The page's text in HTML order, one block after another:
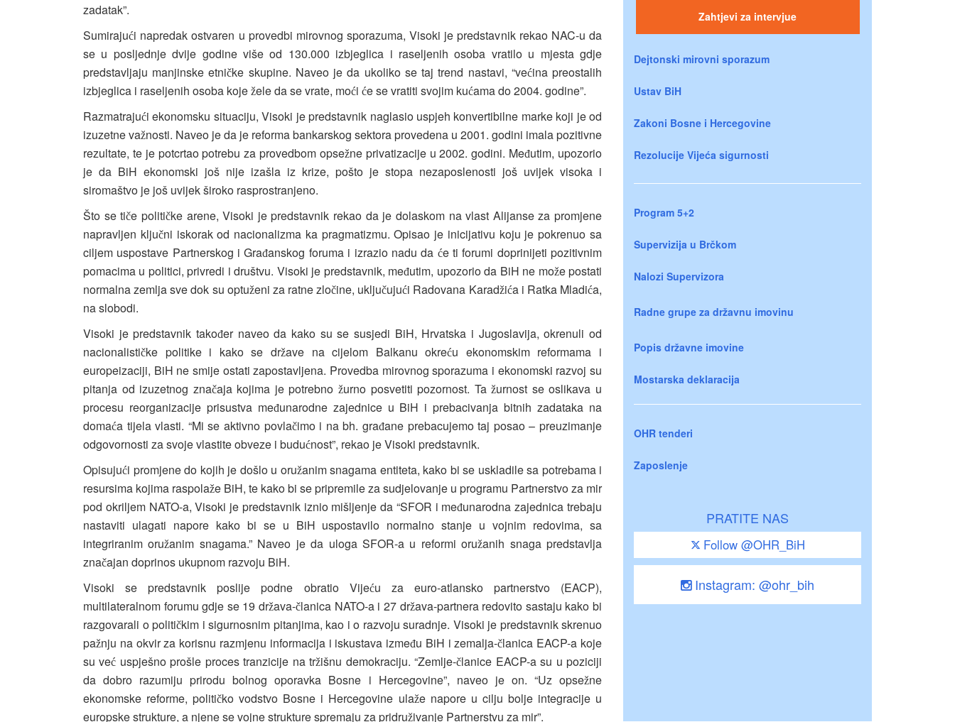
zadatak”.
Sumirajući napredak ostvaren u provedbi mirovnog sporazuma, Visoki je predstavnik rekao NAC-u da
se u posljednje dvije godine više od 130.000 izbjeglica i raseljenih osoba vratilo u mjesta gdje
predstavljaju manjinske etničke skupine. Naveo je da ukoliko se taj trend nastavi, “većina preostalih
izbjeglica i raseljenih osoba koje žele da se vrate, moći će se vratiti svojim kućama do 2004. godine”.
Razmatrajući ekonomsku situaciju, Visoki je predstavnik naglasio uspjeh konvertibilne marke koji je od
izuzetne važnosti. Naveo je da je reforma bankarskog sektora provedena u 2001. godini imala pozitivne
rezultate, te je potcrtao potrebu za provedbom opsežne privatizacije u 2002. godini. Međutim, upozorio
je da BiH ekonomski još nije izašla iz krize, pošto je stopa nezaposlenosti još uvijek visoka i
siromaštvo je još uvijek široko rasprostranjeno.
Što se tiče političke arene, Visoki je predstavnik rekao da je dolaskom na vlast Alijanse za promjene
napravljen ključni iskorak od nacionalizma ka pragmatizmu. Opisao je inicijativu koju je pokrenuo sa
ciljem uspostave Partnerskog i Građanskog foruma i izrazio nadu da će ti forumi doprinijeti pozitivnim
pomacima u politici, privredi i društvu. Visoki je predstavnik, međutim, upozorio da BiH ne može postati
normalna zemlja sve dok su optuženi za ratne zločine, uključujući Radovana Karadžića i Ratka Mladića,
na slobodi.
Visoki je predstavnik također naveo da kako su se susjedi BiH, Hrvatska i Jugoslavija, okrenuli od
nacionalističke politike i kako se države na cijelom Balkanu okreću ekonomskim reformama i
europeizaciji, BiH ne smije ostati zapostavljena. Provedba mirovnog sporazuma i ekonomski razvoj su
pitanja od izuzetnog značaja kojima je potrebnožurno posvetiti pozornost. Tažurnost se oslikava u
procesu reorganizacije prisustva međunarodne zajednice u BiH i prebacivanja bitnih zadataka na
domaća tijela vlasti. “Mi se aktivno povlačimo i na bh. građane prebacujemo taj posao – preuzimanje
odgovornosti za svoje vlastite obveze i budućnost”, rekao je Visoki predstavnik.
Opisujući promjene do kojih je došlo u oružanim snagama entiteta, kako bi se uskladile sa potrebama i
resursima kojima raspolaže BiH, te kako bi se pripremile za sudjelovanje u programu Partnerstvo za mir
pod okriljem NATO-a, Visoki je predstavnik iznio mišljenje da “SFOR i međunarodna zajednica trebaju
nastaviti ulagati napore kako bi se u BiH uspostavilo normalno stanje u vojnim redovima, sa
integriranim oružanim snagama.” Naveo je da uloga SFOR-a u reformi oružanih snaga predstavlja
značajan doprinos ukupnom razvoju BiH.
Visoki se predstavnik poslije podne obratio Vijeću za euro-atlansko partnerstvo (EACP),
multilateralnom forumu gdje se 19 država-članica NATO-a i 27 država-partnera redovito sastaju kako bi
razgovarali o političkim i sigurnosnim pitanjima, kao i o razvoju suradnje. Visoki je predstavnik skrenuo
pažnju na okvir za korisnu razmjenu informacija i iskustava između BiH i zemalja-članica EACP-a koje
su već uspješno prošle proces tranzicije na tržišnu demokraciju. “Zemlje-članice EACP-a su u poziciji
da dobro razumiju prirodu bolnog oporavka Bosne i Hercegovine”, naveo je on. “Uz opsežne
ekonomske reforme, političko vodstvo Bosne i Hercegovine ulaže napore u cilju bolje integracije u
europske strukture, a njene se vojne strukture spremaju za pridruživanje Partnerstvu za mir”.
Zahtjevi za intervjue
Dejtonski mirovni sporazum
Ustav BiH
Zakoni Bosne i Hercegovine
Rezolucije Vijeća sigurnosti
Program 5+2
Supervizija u Brčkom
Nalozi Supervizora
Radne grupe za državnu imovinu
Popis državne imovine
Mostarska deklaracija
OHR tenderi
Zaposlenje
PRATITE NAS
Follow @OHR_BiH
Instagram: @ohr_bih